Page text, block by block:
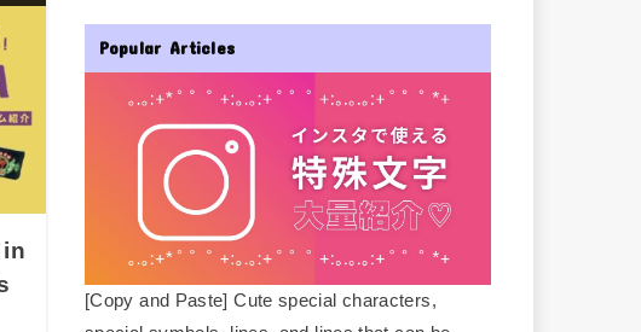
in
Popular Articles
[Copy and Paste] Cute special characters,